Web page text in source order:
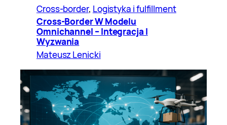
Cross-border, Logistyka i fulfillment
Cross-Border W Modelu
Omnichannel – Integracja I
Wyzwania
Mateusz Lenicki